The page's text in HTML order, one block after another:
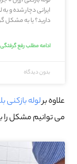
ایرانی دچار شده و
دارید؟ یا به مشکل
ادامه مطلب رفع
بدون دیدگاه
علاوه برلوله بازکنی
می توانیم مشکل را